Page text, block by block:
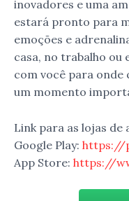
inovadores e uma
estará pronto para
emoções e
casa, no trabalho ou
com você para onde
um momento
Link para as lojas de
Google Play: https://
App Store: https://